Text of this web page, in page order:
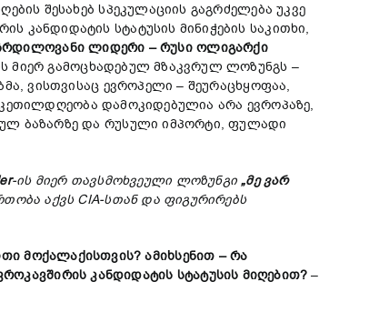
შესახებ სპეკულაციის გაგრძელება უკვე
კანდიდატის სტატუსის მინიჭების საკითხი,
ლიდერი –რუსიოლიგარქი
მიერ გამოცხადებულ მზაკვრულ ლოზუნგს –
ვისთვისაც ევროპელი – შეურაცხყოფაა,
დამოკიდებულია არა ევროპაზე,
ბაზარზე და რუსული იმპორტი, ფულადი
-ის მიერ თავსმოხვეული ლოზუნგი„მე ვარ
აქვს CIA-სთან და ფიგურირებს
მოქალაქისთვის?ამიხსენით –რა
კანდიდატის სტატუსის მიღებით? –